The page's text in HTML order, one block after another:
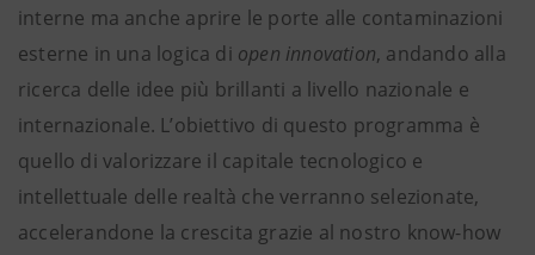
interne ma anche aprire le porte alle contaminazioni
esterne in una logica di open innovation, andando alla
ricerca delle idee più brillanti a livello nazionale e
internazionale. L’obiettivo di questo programma è
quello di valorizzare il capitale tecnologico e
intellettuale delle realtà che verranno selezionate,
accelerandone la crescita grazie al nostro know-how